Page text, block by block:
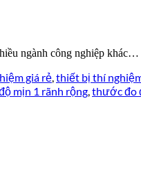
ngành công nghiệp khác…
giá rẻ,thiết bị thí
mịn 1 rãnh rộng,thước đo